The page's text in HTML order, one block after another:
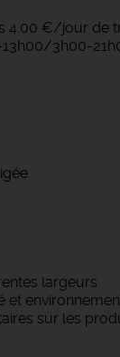
4.00 €/jour de
3h00-
largeurs
sur les